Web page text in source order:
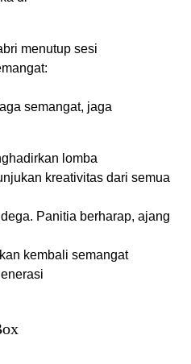
menutup sesi
semangat, jaga
lomba
kreativitas dari semua
Panitia berharap, ajang
kembali semangat